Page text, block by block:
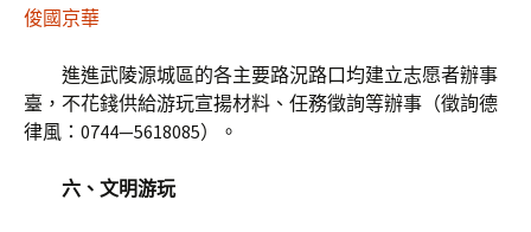
俊國京華
進進武陵源城區的各主要路況路口均建立志愿者辦事
臺，不花錢供給游玩宣揚材料、任務徵詢等辦事（徵詢德
律風：0744—5618085）。
六、文明游玩